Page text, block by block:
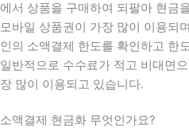
에서 상품을 구매하여 되팔아 현금
모바일 상품권이 가장 많이 이용되
인의 소액결제 한도를 확인하고 한
일반적으로 수수료가 적고 비대면
장 많이 이용되고 있습니다.
소액결제 현금화 무엇인가요?